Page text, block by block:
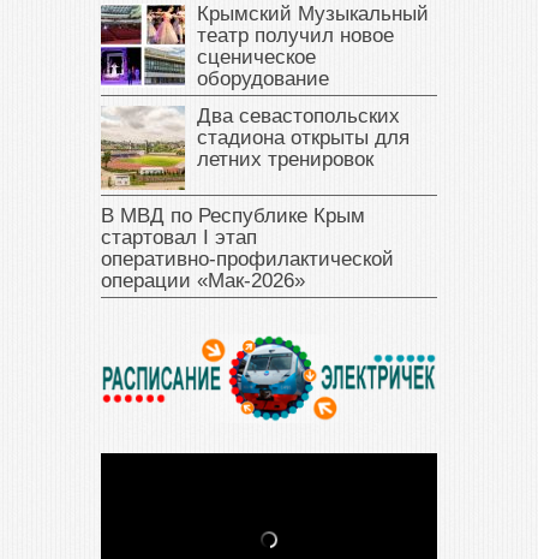
Крымский Музыкальный
театр получил новое
сценическое
оборудование
Два севастопольских
стадиона открыты для
летних тренировок
В МВД по Республике Крым
стартовал I этап
оперативно‑профилактической
операции «Мак‑2026»